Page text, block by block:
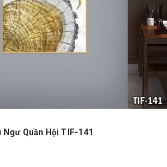
Quần Hội TIF-141